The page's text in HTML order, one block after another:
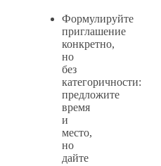
Формулируйте
приглашение
конкретно,
но
без
категоричности:
предложите
время
и
место,
но
дайте